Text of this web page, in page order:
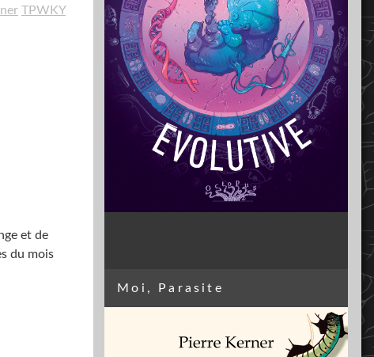
TPWKY
et de
du mois
Moi, Parasite